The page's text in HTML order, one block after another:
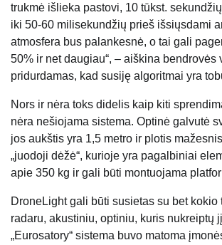
trukmė išlieka pastovi, 10 tūkst.
iki 50-60 milisekundžių prieš išsiųsdami
atmosfera bus palankesnė, o tai gali
50% ir net daugiau“, – aiškina bendrovės
pridurdamas, kad susiję algoritmai yra
Nors ir nėra toks didelis kaip kiti
nėra nešiojama sistema. Optinė galvutė
jos aukštis yra 1,5 metro ir plotis
„juodoji dėžė“, kurioje yra pagalbiniai
apie 350 kg ir gali būti montuojama
DroneLight gali būti susietas su bet kokio
radaru, akustiniu, optiniu, kuris nukreiptų
„Eurosatory“ sistema buvo matoma